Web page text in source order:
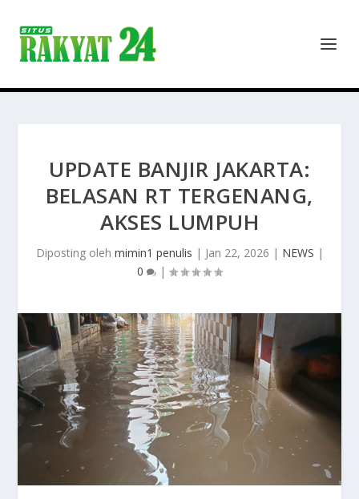
UPDATE BANJIR JAKARTA:
BELASAN RT TERGENANG,
AKSES LUMPUH
Diposting oleh mimin1 penulis | Jan 22, 2026 | NEWS |
0
|